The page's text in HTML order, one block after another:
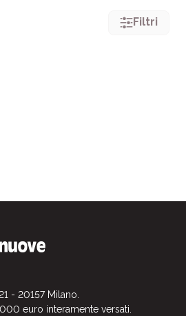
Filtri
- 20157 Milano.
euro interamente versati.